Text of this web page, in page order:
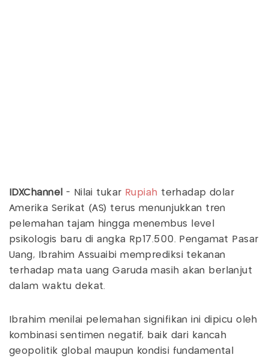
IDXChannel - Nilai tukar Rupiah terhadap dolar
Amerika Serikat (AS) terus menunjukkan tren
pelemahan tajam hingga menembus level
psikologis baru di angka Rp17.500. Pengamat Pasar
Uang, Ibrahim Assuaibi memprediksi tekanan
terhadap mata uang Garuda masih akan berlanjut
dalam waktu dekat.
Ibrahim menilai pelemahan signifikan ini dipicu oleh
kombinasi sentimen negatif, baik dari kancah
geopolitik global maupun kondisi fundamental